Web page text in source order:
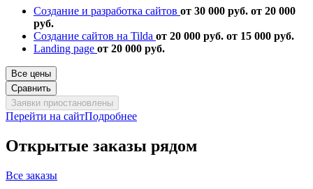
Создание и разработка сайтов от 30 000 руб. от 20 000
руб.
Создание сайтов на Tilda от 20 000 руб. от 15 000 руб.
Landing page от 20 000 руб.
Все цены
Сравнить
Заявки приостановлены
Перейти на сайтПодробнее
Открытые заказы рядом
Все заказы